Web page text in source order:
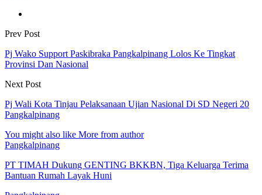
Prev Post
Pj Wako Support Paskibraka Pangkalpinang Lolos Ke Tingkat
Provinsi Dan Nasional
Next Post
Pj Wali Kota Tinjau Pelaksanaan Ujian Nasional Di SD Negeri 20
Pangkalpinang
You might also like More from author
Pangkalpinang
PT TIMAH Dukung GENTING BKKBN, Tiga Keluarga Terima
Bantuan Rumah Layak Huni